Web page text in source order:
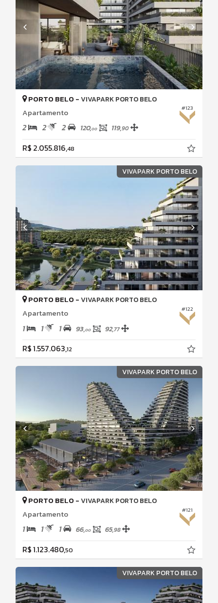
#123
PORTO BELO -VIVAPARK PORTO BELO
Apartamento
2 2 2 120,00 119,90
R$ 2.055.816,48
VIVAPARK PORTO BELO
#122
PORTO BELO -VIVAPARK PORTO BELO
Apartamento
1 1 1 93,00 92,77
R$ 1.557.063,12
VIVAPARK PORTO BELO
#121
PORTO BELO -VIVAPARK PORTO BELO
Apartamento
1 1 1 66,00 65,98
R$ 1.123.480,50
VIVAPARK PORTO BELO